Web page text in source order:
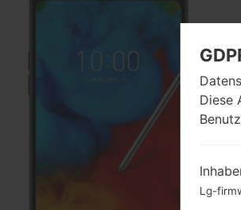
Diese
Lg-